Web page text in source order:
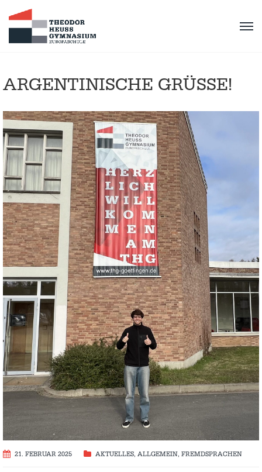
ARGENTINISCHE GRÜSSE!
21. FEBRUAR 2025 AKTUELLES, ALLGEMEIN, FREMDSPRACHEN